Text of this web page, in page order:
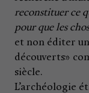
reconstituer ce
pour que les
et non éditer
découverts»
siècle.
L’archéologie